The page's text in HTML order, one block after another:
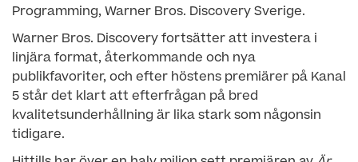
Programming, Warner Bros. Discovery Sverige.
Warner Bros. Discovery fortsätter att investera i
linjära format, återkommande och nya
publikfavoriter, och efter höstens premiärer på Kanal
5 står det klart att efterfrågan på bred
kvalitetsunderhållning är lika stark som någonsin
tidigare.